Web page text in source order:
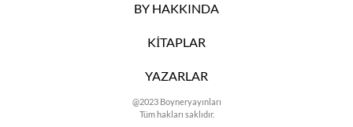
BY HAKKINDA
KİTAPLAR
YAZARLAR
@2023 Boyneryayınları
Tüm hakları saklıdır.